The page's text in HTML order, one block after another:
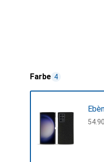
Farbe 4
CHF
54.90